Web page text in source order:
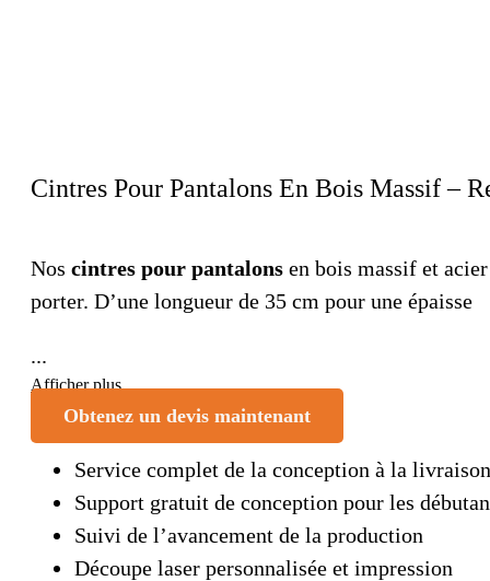
Cintres Pour Pantalons En Bois Massif –
Nos cintres pour pantalons en bois massif et
porter. D’une longueur de 35 cm pour une épaisse
...
Afficher plus
Obtenez un devis maintenant
Service complet de la conception à la livraison
Support gratuit de conception pour les
Suivi de l’avancement de la production
Découpe laser personnalisée et impression